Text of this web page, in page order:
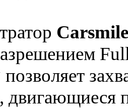
позволяет
двигающиеся